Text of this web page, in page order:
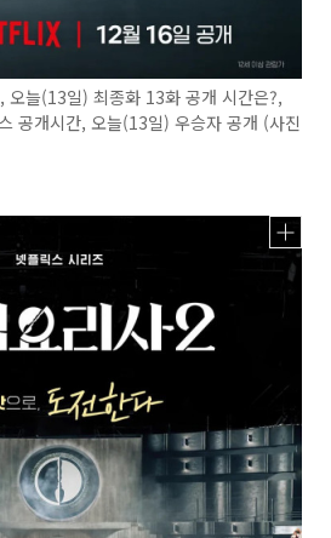
늘(13일) 최종화 13화 공개 시간은?,
공개시간, 오늘(13일) 우승자 공개 (사진